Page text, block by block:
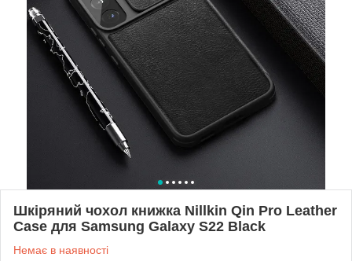
Шкіряний чохол книжка Nillkin Qin Pro Leather
Case для Samsung Galaxy S22 Black
Немає в наявності